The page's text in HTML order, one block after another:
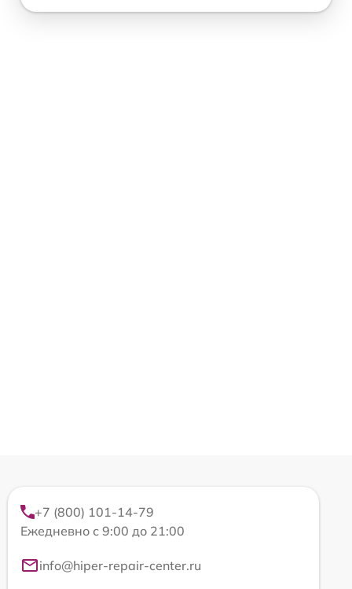
+7 (800) 101-14-79
Ежедневно с 9:00 до 21:00
info@hiper-repair-center.ru